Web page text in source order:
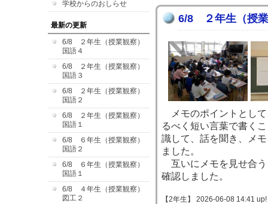
学校からのおしらせ
最新の更新
6/8 ２年生（授業観察）
国語４
6/8 ２年生（授業観察）
国語３
6/8 ２年生（授業観察）
国語２
6/8 ２年生（授業観察）
国語１
6/8 ６年生（授業観察）
国語２
6/8 ６年生（授業観察）
国語１
6/8 ４年生（授業観察）
図工２
6/8 ２年生（授
メモのポイントとして
るべく短い言葉で書く
識して、話を聞き、メ
ました。
互いにメモを見せ合う
確認しました。
【2年生】 2026-06-08 14:41 up!